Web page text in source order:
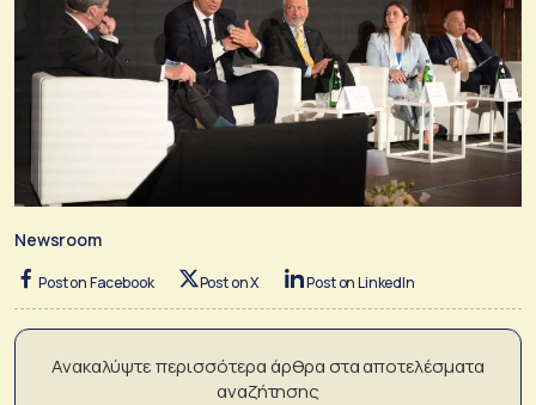
Newsroom
Post on Facebook Post on X Post on LinkedIn
Ανακαλύψτε περισσότερα άρθρα στα αποτελέσματα
αναζήτησης